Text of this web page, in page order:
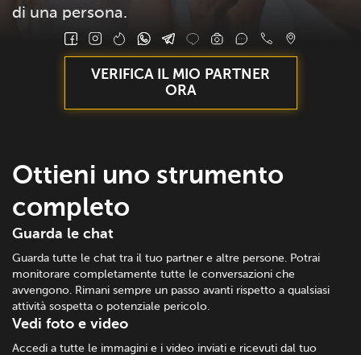
BLOG
di una persona.
VERIFICA IL MIO PARTNER
ORA
Ottieni uno strumento
completo
Guarda le chat
Guarda tutte le chat tra il tuo partner e altre persone. Potrai
monitorare completamente tutte le conversazioni che
avvengono. Rimani sempre un passo avanti rispetto a qualsiasi
attività sospetta o potenziale pericolo.
Vedi foto e video
Accedi a tutte le immagini e i video inviati e ricevuti dal tuo